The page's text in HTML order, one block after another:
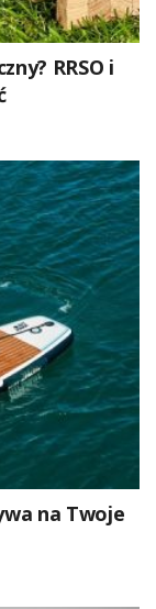
RRSO i
na Twoje